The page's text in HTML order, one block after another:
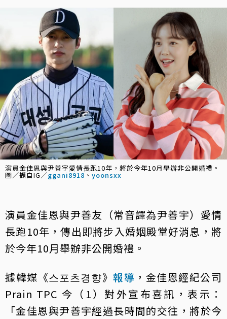
演員金佳恩與尹善宇愛情長跑10年，將於今年10月舉辦非公開婚禮。
圖／擷自IG／ggani8918、 yoonsxx
演員金佳恩與尹善友（常音譯為尹善宇）愛情
長跑10年，傳出即將步入婚姻殿堂好消息，將
於今年10月舉辦非公開婚禮。
據韓媒《스포츠경향》報導 ，金佳恩經紀公司
Prain TPC 今（1）對外宣布喜訊，表示：
「金佳恩與尹善宇經過長時間的交往，將於今